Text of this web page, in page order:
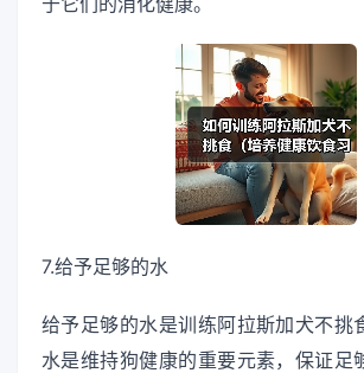
7.给予足够的水
给予足够的水是训练阿拉斯加犬不挑
水是维持狗健康的重要元素，保证足